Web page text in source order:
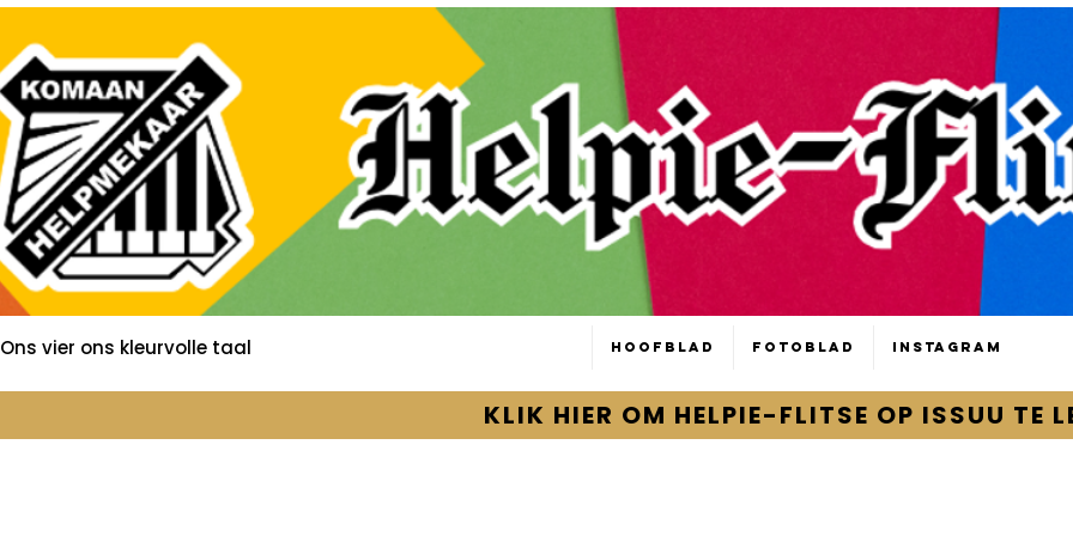
Hoofblad Fotoblad Instagram
Ons vier ons kleurvolle taal
KLIK HIER OM HELPIE-FLITSE OP ISSUU TE